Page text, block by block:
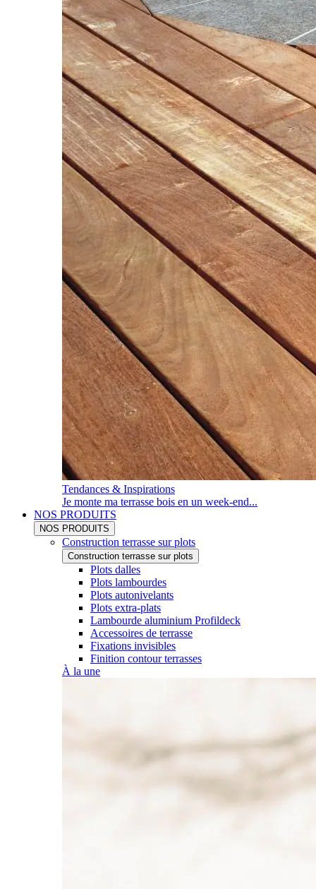
Tendances & Inspirations
Je monte ma terrasse bois en un week-end...
NOS PRODUITS
NOS PRODUITS
Construction terrasse sur plots
Construction terrasse sur plots
Plots dalles
Plots lambourdes
Plots autonivelants
Plots extra-plats
Lambourde aluminium Profildeck
Accessoires de terrasse
Fixations invisibles
Finition contour terrasses
À la une